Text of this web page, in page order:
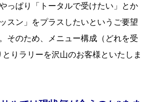
っぱり「トータルで受けたい」とか
スン」をプラスしたいというご要望
そのため、メニュー構成（どれを受
とりラリーを沢山のお客様といたしま